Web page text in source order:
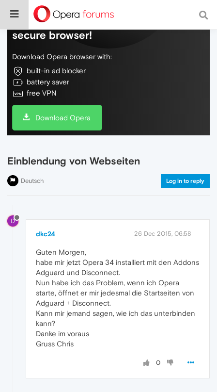
Do more on the web, with a fast and
secure browser!
Download Opera browser with:
built-in ad blocker
battery saver
free VPN
Download Opera
Einblendung von Webseiten
Deutsch Log in to reply
D
dkc24 26 Dec 2015, 06:58
Guten Morgen,
habe mir jetzt Opera 34 installiert mit den Addons
Adguard und Disconnect.
Nun habe ich das Problem, wenn ich Opera
starte, öffnet er mir jedesmal die Startseiten von
Adguard + Disconnect.
Kann mir jemand sagen, wie ich das unterbinden
kann?
Danke im voraus
Gruss Chris
0